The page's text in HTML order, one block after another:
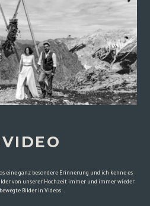
eine ganz besondere Erinnerung und ich kenne es
von unserer Hochzeit immer und immer wieder
Bilder in Videos…